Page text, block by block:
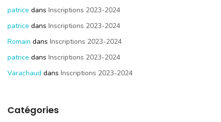
patrice dans Inscriptions 2023-2024
patrice dans Inscriptions 2023-2024
Romain dans Inscriptions 2023-2024
patrice dans Inscriptions 2023-2024
Varachaud dans Inscriptions 2023-2024
Catégories